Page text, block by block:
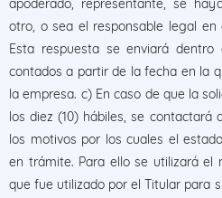
apoderado, representante, se
otro, o sea el responsable legal
Esta respuesta se enviará
contados a partir de la fecha en la
la empresa. c) En caso de que la
los diez (10) hábiles, se contactará
los motivos por los cuales el
en trámite. Para ello se utilizará el
que fue utilizado por el Titular para